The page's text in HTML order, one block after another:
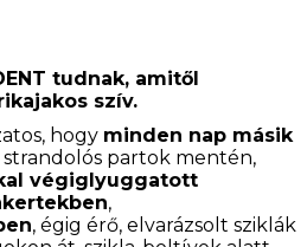
tudnak, amitől
szív.
hogy minden nap másik
strandolós partok mentén,
végiglyuggatott
,
, égig érő, elvarázsolt sziklák